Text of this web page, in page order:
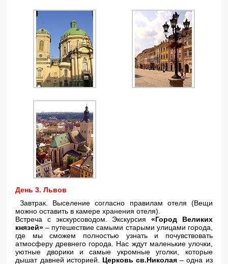
День 3. Львов
Завтрак. Выселение согласно правилам отеля (Вещи
можно оставить в камере хранения отеля).
Встреча с экскурсоводом. Экскурсия «Город Великих
князей» – путешествие самыми старыми улицами города,
где мы сможем полностью узнать и почувствовать
атмосферу древнего города. Нас ждут маленькие улочки,
уютные дворики и самые укромные уголки, которые
дышат давней историей. Церковь св.Николая – одна из